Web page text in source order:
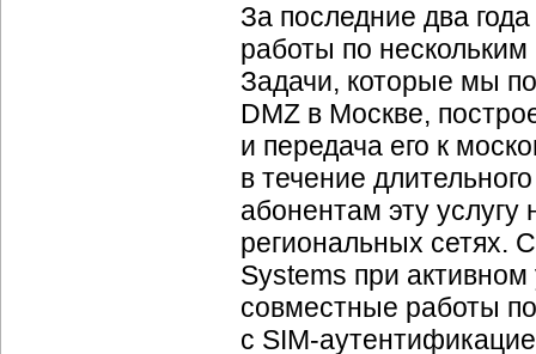
За последние два
работы по
Задачи, которые мы
DMZ в Москве,
и передача его к
в течение
абонентам эту услугу
региональных сетях.
Systems при
совместные работы
с SIM-